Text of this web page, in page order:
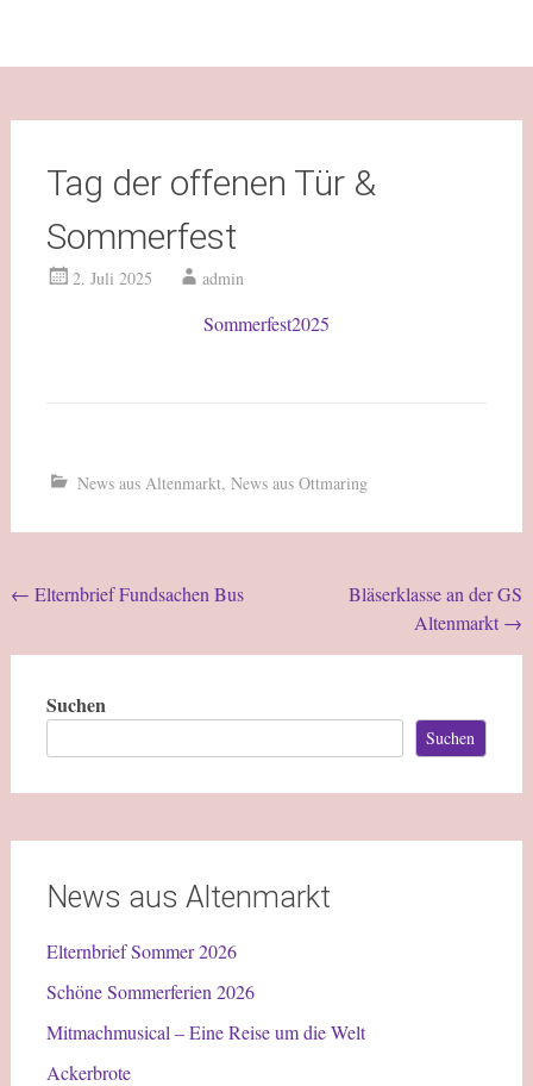
Tag der offenen Tür &
Sommerfest
2. Juli 2025 admin
Sommerfest2025
News aus Altenmarkt, News aus Ottmaring
← Elternbrief Fundsachen Bus
Bläserklasse an der GS
Altenmarkt →
Suchen
Suchen
News aus Altenmarkt
Elternbrief Sommer 2026
Schöne Sommerferien 2026
Mitmachmusical – Eine Reise um die Welt
Ackerbrote